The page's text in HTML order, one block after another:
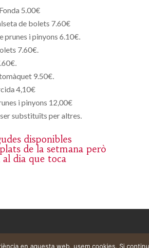
5.00€
de bolets 7.60€
prunes i pinyons 6.10€.
7.60€.
9.50€.
4,10€
i pinyons 12,00€
substituïts per altres.
disponibles
de la setmana però
al dia que toca
en aquesta web, usem cookies. Si